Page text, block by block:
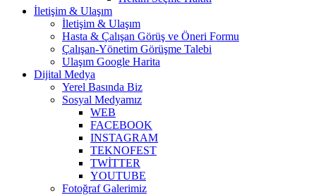
İletişim & Ulaşım
İletişim & Ulaşım
Hasta & Çalışan Görüş ve Öneri Formu
Çalışan-Yönetim Görüşme Talebi
Ulaşım Google Harita
Dijital Medya
Yerel Basında Biz
Sosyal Medyamız
WEB
FACEBOOK
INSTAGRAM
TEKNOFEST
TWİTTER
YOUTUBE
Fotoğraf Galerimiz